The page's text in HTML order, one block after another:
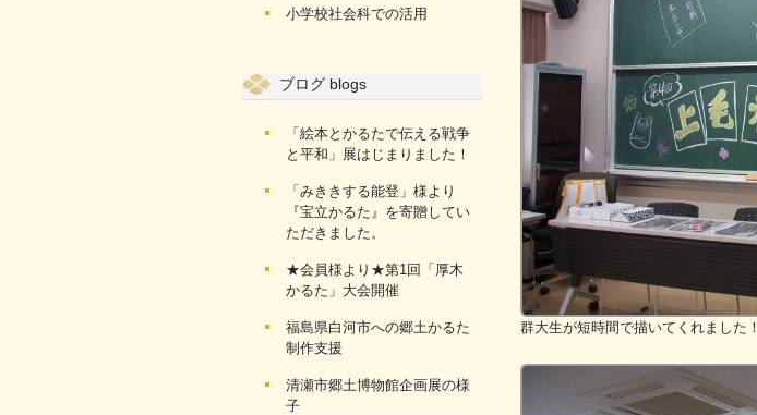
群大生が短時間で描いてくれました！
小学校社会科での活用
ブログ blogs
「絵本とかるたで伝える戦争
と平和」展はじまりました！
「みききする能登」様より
『宝立かるた』を寄贈してい
ただきました。
★会員様より★第1回「厚木
かるた」大会開催
福島県白河市への郷土かるた
制作支援
清瀬市郷土博物館企画展の様
子